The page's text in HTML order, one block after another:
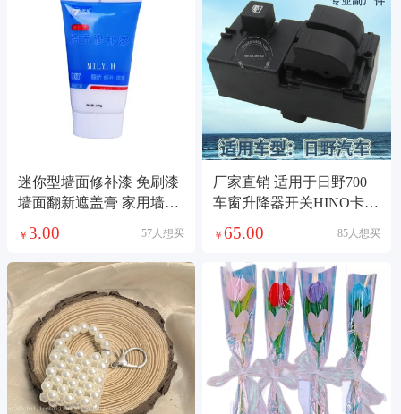
迷你型墙面修补漆 免刷漆
墙面翻新遮盖膏 家用墙面
裂缝修补剂
￥ 3.00 57人想买
厂家直销 适用于日野700
车窗升降器开关HINO卡车
左驾左前玻璃门电控总成
￥65.00 85人想买